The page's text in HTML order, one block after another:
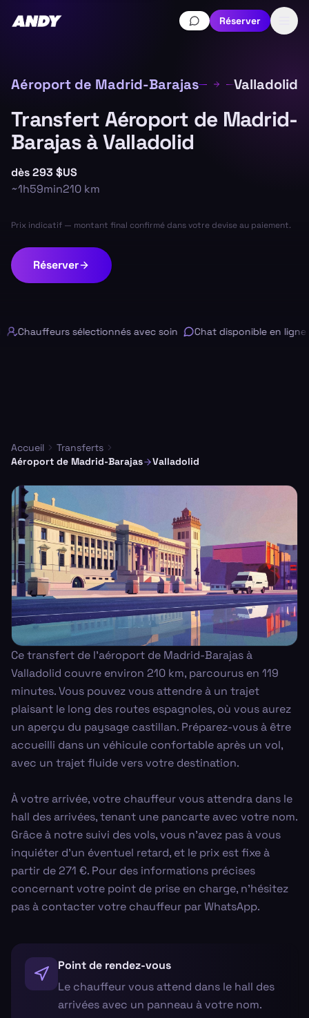
Réserver
Aéroport de Madrid-Barajas Valladolid
Transfert Aéroport de Madrid-
Barajas à Valladolid
dès293 $US
~1h59min210 km
Prix indicatif — montant final confirmé dans votre devise au paiement.
Réserver
Chauffeurs sélectionnés avec soin Chat disponible en ligne
Accueil
Transferts
Aéroport de Madrid-Barajas
Valladolid
Ce transfert de l'aéroport de Madrid-Barajas à
Valladolid couvre environ 210 km, parcourus en 119
minutes. Vous pouvez vous attendre à un trajet
plaisant le long des routes espagnoles, où vous aurez
un aperçu du paysage castillan. Préparez-vous à être
accueilli dans un véhicule confortable après un vol,
avec un trajet fluide vers votre destination.
À votre arrivée, votre chauffeur vous attendra dans le
hall des arrivées, tenant une pancarte avec votre nom.
Grâce à notre suivi des vols, vous n'avez pas à vous
inquiéter d'un éventuel retard, et le prix est fixe à
partir de 271 €. Pour des informations précises
concernant votre point de prise en charge, n'hésitez
pas à contacter votre chauffeur par WhatsApp.
Point de rendez-vous
Le chauffeur vous attend dans le hall des
arrivées avec un panneau à votre nom.